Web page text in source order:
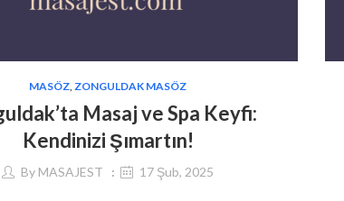
MASÖZ,ZONGULDAK MASÖZ
Masaj ve Spa Keyfi:
Kendinizi Şımartın!
By MASAJEST 17 Şub, 2025